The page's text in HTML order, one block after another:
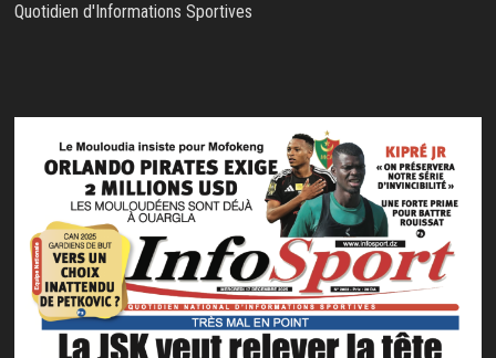
Quotidien d'Informations Sportives